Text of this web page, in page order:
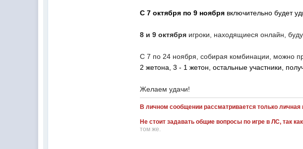
С7 октября по 9 ноября включительнобудет
8 и 9 октября игроки, находящиеся онлайн,
С 7 по 24 ноября, собирая комбинации, можно
2 жетона, 3 - 1 жетон, остальные участники,
Желаем удачи!
В личном сообщении рассматривается только
Не стоит задавать общие вопросы по игре в ЛС, так
том же.